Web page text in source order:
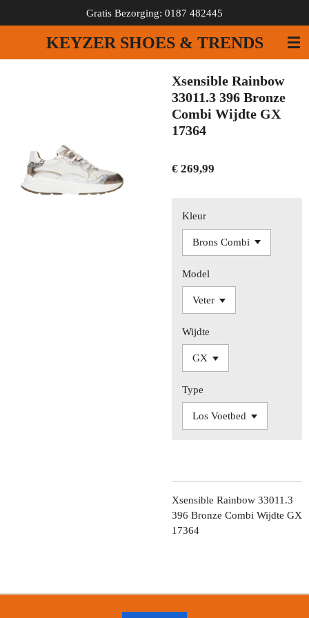
direct
de
KEYZER SHOES & TRENDS
Gratis Bezorging: 0187 482445
Xsensible Rainbow
33011.3 396 Bronze
Combi Wijdte GX
17364
€ 269,99
Kleur
Model
Wijdte
Type
Xsensible Rainbow 33011.3
396 Bronze Combi Wijdte GX
17364